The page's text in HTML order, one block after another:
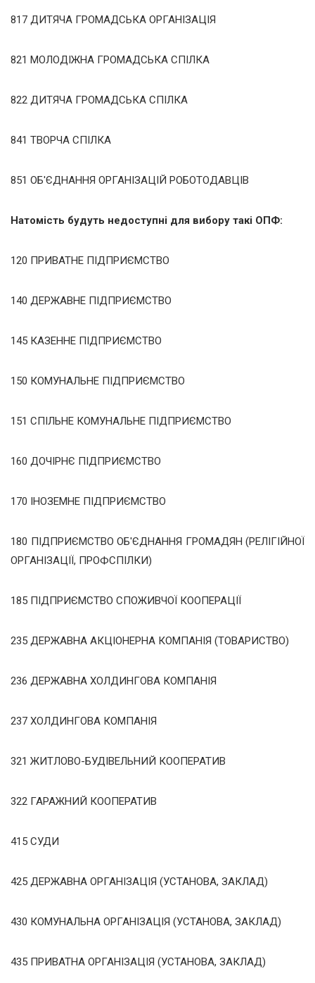
817 ДИТЯЧА ГРОМАДСЬКА ОРГАНІЗАЦІЯ
821 МОЛОДІЖНА ГРОМАДСЬКА СПІЛКА
822 ДИТЯЧА ГРОМАДСЬКА СПІЛКА
841 ТВОРЧА СПІЛКА
851 ОБ'ЄДНАННЯ ОРГАНІЗАЦІЙ РОБОТОДАВЦІВ
Натомість будуть недоступні для вибору такі ОПФ:
120 ПРИВАТНЕ ПІДПРИЄМСТВО
140 ДЕРЖАВНЕ ПІДПРИЄМСТВО
145 КАЗЕННЕ ПІДПРИЄМСТВО
150 КОМУНАЛЬНЕ ПІДПРИЄМСТВО
151 СПІЛЬНЕ КОМУНАЛЬНЕ ПІДПРИЄМСТВО
160 ДОЧІРНЄ ПІДПРИЄМСТВО
170 ІНОЗЕМНЕ ПІДПРИЄМСТВО
180 ПІДПРИЄМСТВО ОБ'ЄДНАННЯ ГРОМАДЯН (РЕЛІГІЙНОЇ
ОРГАНІЗАЦІЇ, ПРОФСПІЛКИ)
185 ПІДПРИЄМСТВО СПОЖИВЧОЇ КООПЕРАЦІЇ
235 ДЕРЖАВНА АКЦІОНЕРНА КОМПАНІЯ (ТОВАРИСТВО)
236 ДЕРЖАВНА ХОЛДИНГОВА КОМПАНІЯ
237 ХОЛДИНГОВА КОМПАНІЯ
321 ЖИТЛОВО-БУДІВЕЛЬНИЙ КООПЕРАТИВ
322 ГАРАЖНИЙ КООПЕРАТИВ
415 СУДИ
425 ДЕРЖАВНА ОРГАНІЗАЦІЯ (УСТАНОВА, ЗАКЛАД)
430 КОМУНАЛЬНА ОРГАНІЗАЦІЯ (УСТАНОВА, ЗАКЛАД)
435 ПРИВАТНА ОРГАНІЗАЦІЯ (УСТАНОВА, ЗАКЛАД)